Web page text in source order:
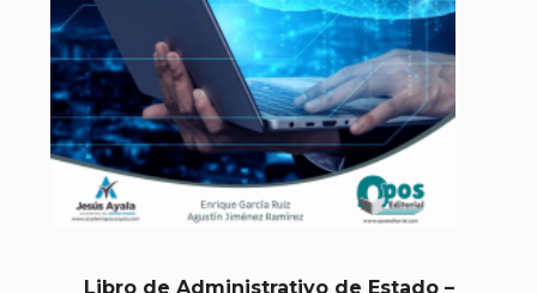
Libro de Administrativo de Estado –